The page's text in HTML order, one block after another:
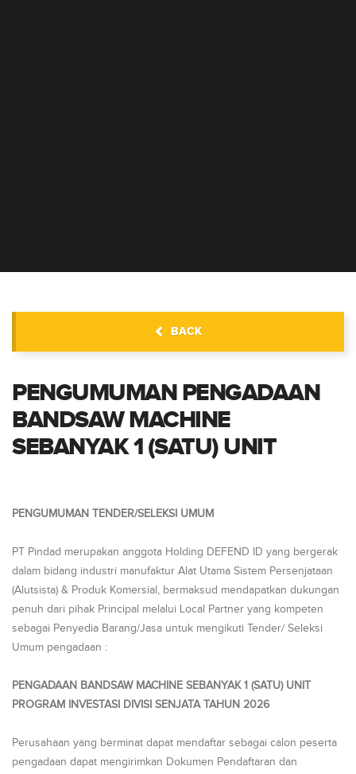
INFORMASI PENGADAAN
BACK
PENGUMUMAN PENGADAAN
BANDSAW MACHINE
SEBANYAK 1 (SATU) UNIT
PENGUMUMAN TENDER/SELEKSI UMUM
PT Pindad merupakan anggota Holding DEFEND ID yang bergerak
dalam bidang industri manufaktur Alat Utama Sistem Persenjataan
(Alutsista) & Produk Komersial, bermaksud mendapatkan dukungan
penuh dari pihak Principal melalui Local Partner yang kompeten
sebagai Penyedia Barang/Jasa untuk mengikuti Tender/ Seleksi
Umum pengadaan :
PENGADAAN BANDSAW MACHINE SEBANYAK 1 (SATU) UNIT
PROGRAM INVESTASI DIVISI SENJATA TAHUN 2026
Perusahaan yang berminat dapat mendaftar sebagai calon peserta
pengadaan dapat mengirimkan Dokumen Pendaftaran dan